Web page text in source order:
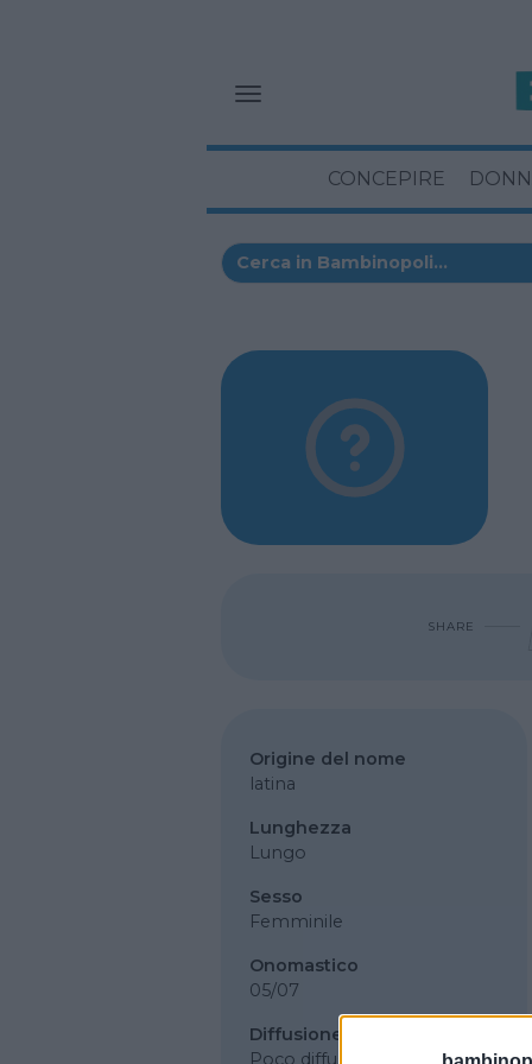
CONCEPIRE
SHARE
Origine del nome
latina
Lunghezza
Lungo
Sesso
Femminile
Onomastico
05/07
Diffusione
Poco diffuso